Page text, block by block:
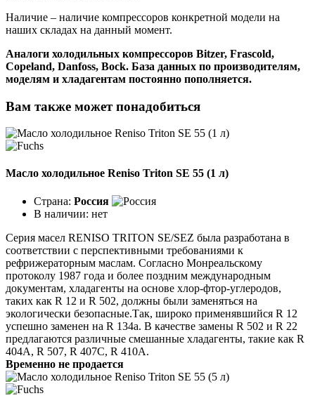
Наличие – наличие компрессоров конкретной модели на
наших складах на данный момент.
Аналоги холодильных компрессоров Bitzer, Frascold,
Copeland, Danfoss, Bock. База данных по производителям,
моделям и хладагентам постоянно пополняется.
Вам также может понадобиться
Масло холодильное Reniso Triton SE 55 (1 л)
Страна: Россия
В наличии: нет
Серия масел RENISO TRITON SE/SEZ была разработана в
соответствии с перспективными требованиями к
рефрижераторным маслам. Согласно Монреальскому
протоколу 1987 года и более поздним международным
документам, хладагенты на основе хлор-фтор-углеродов,
таких как R 12 и R 502, должны были заменяться на
экологически безопасные.Так, широко применявшийся R 12
успешно заменен на R 134a. В качестве замены R 502 и R 22
предлагаются различные смешанные хладагенты, такие как R
404A, R 507, R 407C, R 410A.
Временно не продается